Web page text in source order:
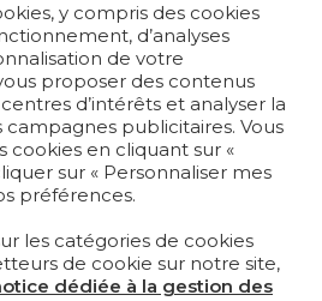
y compris des cookies
d’analyses
de votre
proposer des contenus
d’intérêts et analyser la
publicitaires. Vous
cookies en cliquant sur «
sur « Personnaliser mes
préférences.
les catégories de cookies
de cookie sur notre site,
dédiée à la gestion des